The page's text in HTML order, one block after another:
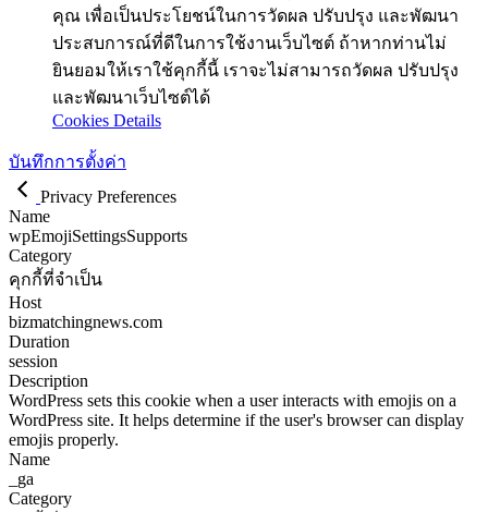
คุณ เพื่อเป็นประโยชน์ในการวัดผล ปรับปรุง และพัฒนา
ประสบการณ์ที่ดีในการใช้งานเว็บไซต์ ถ้าหากท่านไม่
ยินยอมให้เราใช้คุกกี้นี้ เราจะไม่สามารถวัดผล ปรับปรุง
และพัฒนาเว็บไซต์ได้
Cookies Details
บันทึกการตั้งค่า
Privacy Preferences
Name
wpEmojiSettingsSupports
Category
คุกกี้ที่จำเป็น
Host
bizmatchingnews.com
Duration
session
Description
WordPress sets this cookie when a user interacts with emojis on a
WordPress site. It helps determine if the user's browser can display
emojis properly.
Name
_ga
Category